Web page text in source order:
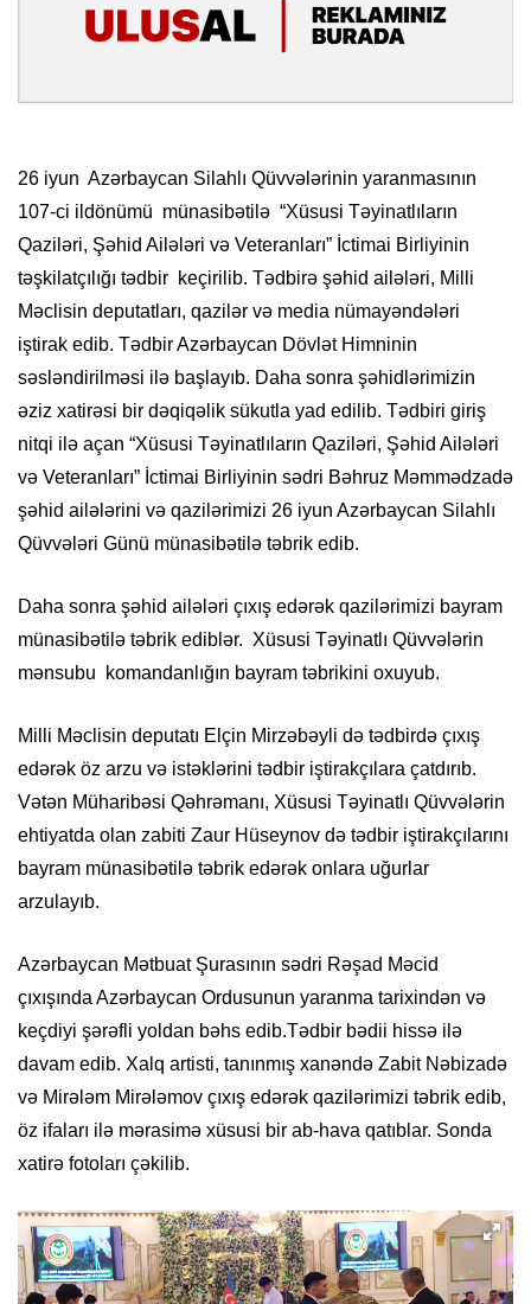
26 iyun Azərbaycan Silahlı Qüvvələrinin yaranmasının
107-ci ildönümü münasibətilə “Xüsusi Təyinatlıların
Qaziləri, Şəhid Ailələri və Veteranları” İctimai Birliyinin
təşkilatçılığı tədbir keçirilib. Tədbirə şəhid ailələri, Milli
Məclisin deputatları, qazilər və media nümayəndələri
iştirak edib. Tədbir Azərbaycan Dövlət Himninin
səsləndirilməsi ilə başlayıb. Daha sonra şəhidlərimizin
əziz xatirəsi bir dəqiqəlik sükutla yad edilib. Tədbiri giriş
nitqi ilə açan “Xüsusi Təyinatlıların Qaziləri, Şəhid Ailələri
və Veteranları” İctimai Birliyinin sədri Bəhruz Məmmədzadə
şəhid ailələrini və qazilərimizi 26 iyun Azərbaycan Silahlı
Qüvvələri Günü münasibətilə təbrik edib.
Daha sonra şəhid ailələri çıxış edərək qazilərimizi bayram
münasibətilə təbrik ediblər. Xüsusi Təyinatlı Qüvvələrin
mənsubu komandanlığın bayram təbrikini oxuyub.
Milli Məclisin deputatı Elçin Mirzəbəyli də tədbirdə çıxış
edərək öz arzu və istəklərini tədbir iştirakçılara çatdırıb.
Vətən Müharibəsi Qəhrəmanı, Xüsusi Təyinatlı Qüvvələrin
ehtiyatda olan zabiti Zaur Hüseynov də tədbir iştirakçılarını
bayram münasibətilə təbrik edərək onlara uğurlar
arzulayıb.
Azərbaycan Mətbuat Şurasının sədri Rəşad Məcid
çıxışında Azərbaycan Ordusunun yaranma tarixindən və
keçdiyi şərəfli yoldan bəhs edib.Tədbir bədii hissə ilə
davam edib. Xalq artisti, tanınmış xanəndə Zabit Nəbizadə
və Mirələm Mirələmov çıxış edərək qazilərimizi təbrik edib,
öz ifaları ilə mərasimə xüsusi bir ab-hava qatıblar. Sonda
xatirə fotoları çəkilib.